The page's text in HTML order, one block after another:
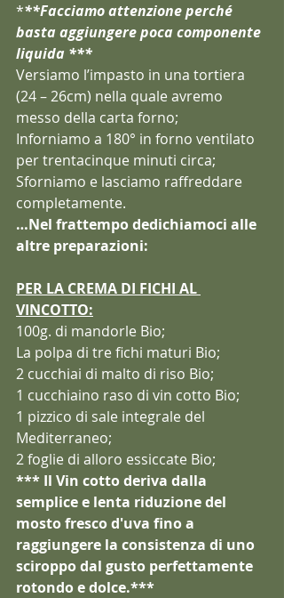
***Facciamo attenzione perché
basta aggiungere poca componente
liquida ***
Versiamo l’impasto in una tortiera
(24 – 26cm) nella quale avremo
messo della carta forno;
Inforniamo a 180° in forno ventilato
per trentacinque minuti circa;
Sforniamo e lasciamo raffreddare
completamente.
…Nel frattempo dedichiamoci alle
altre preparazioni:
PER LA CREMA DI FICHI AL
VINCOTTO:
100g. di mandorle Bio;
La polpa di tre fichi maturi Bio;
2 cucchiai di malto di riso Bio;
1 cucchiaino raso di vin cotto Bio;
1 pizzico di sale integrale del
Mediterraneo;
2 foglie di alloro essiccate Bio;
*** Il Vin cotto deriva dalla
semplice e lenta riduzione del
mosto fresco d'uva fino a
raggiungere la consistenza di uno
sciroppo dal gusto perfettamente
rotondo e dolce.***